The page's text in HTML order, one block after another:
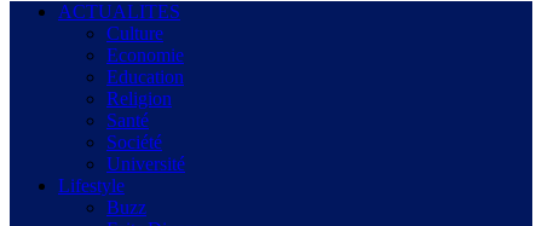
ACTUALITES
Culture
Economie
Education
Religion
Santé
Société
Université
Lifestyle
Buzz